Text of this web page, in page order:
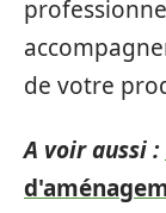
de votre
A voir aussi :